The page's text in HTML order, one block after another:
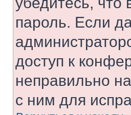
пароль. Если
доступ к
неправильно
с ним для